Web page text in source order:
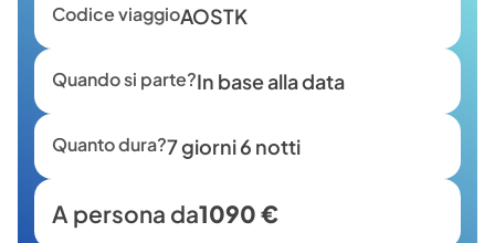
Codice viaggioAOSTK
Quando si parte?In base alla data
Quanto dura?7 giorni 6 notti
A persona da1090 €